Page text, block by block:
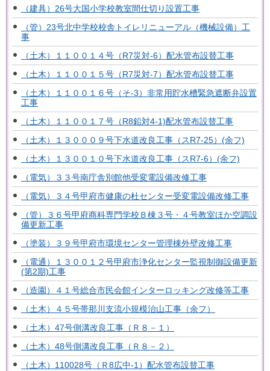
（建具）26号大国小学校教室間仕切り設置工事
（管）23号北中学校校舎トイレリニューアル（機械設備）工
事
（土木）１１００１４号（R7災対-6）配水管布設替工事
（土木）１１００１５号（R7災対-7）配水管布設替工事
（土木）１１００１６号（そ-3）非常用貯水槽緊急遮断弁設置
工事
（土木）１１００１７号（R8鉛対4-1)配水管布設替工事
（土木）１３０００９号下水道改良工事（スR7-25）(余フ)
（土木）１３００１０号下水道改良工事（スR7-6）(余フ)
（電気）３３号南庁舎別館他受変電設備改修工事
（電気）３４号甲府市健康の杜センター受変電設備改修工事
（管）３６号甲府商科専門学校Ｂ棟３号・４号教室ほか空調設
備更新工事
（塗装）３９号甲府市環境センター管理棟外壁改修工事
（電通）１３００１２号甲府市浄化センター監視制御設備更新
(第2期)工事
（造園）４１号総合市民会館インターロッキング改修等工事
（土木）４５号帯那川支流小規模治山工事（余フ）
（土木）47号側溝改良工事（Ｒ８－１）
（土木）48号側溝改良工事（Ｒ８－２）
（土木）110028号（Ｒ8広中-1）配水管布設替工事